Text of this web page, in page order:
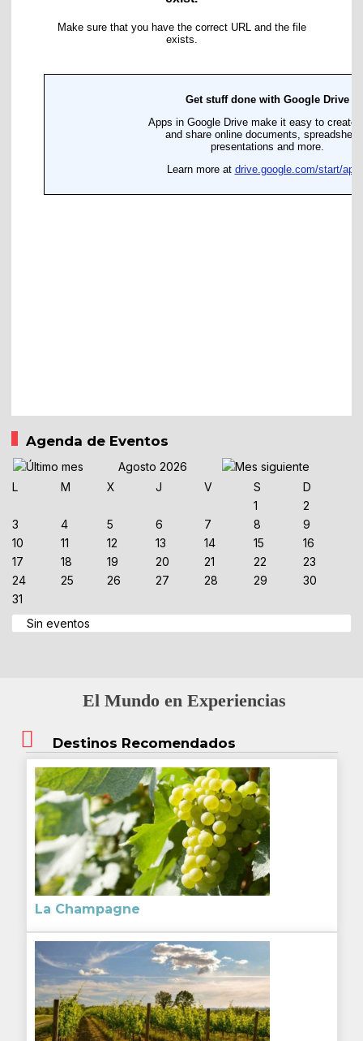
Agenda de Eventos
Agosto 2026
L
M X J V S
D
1
2
3
4 5 6 7 8
9
10
11 12 13 14 15
16
17
18 19 20 21 22
23
24
25 26 27 28 29
30
31
Sin eventos
El Mundo en Experiencias
Destinos Recomendados
La Champagne